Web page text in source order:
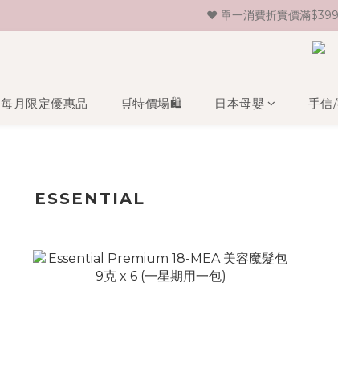
♥ 新會員登記即送
♥ 單一消費折實價滿
♥ 新會員登記即送
每月限定優惠品 🛒特價場🛍️ 日本母嬰 手信
ESSENTIAL